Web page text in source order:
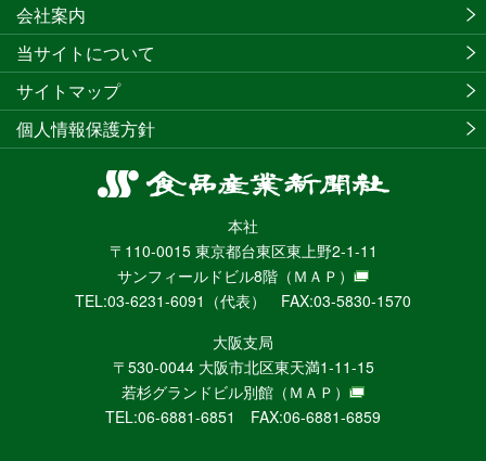
食
産
業
新
聞
社
ニ
ュ
ー
本社
〒110-0015 東京都台東区東上野2-1-11
サンフィールドビル8階 （ＭＡＰ）
TEL:03-6231-6091（代表） FAX:03-5830-1570
大阪支局
〒530-0044 大阪市北区東天満1-11-15
若杉グランドビル別館 （ＭＡＰ）
TEL:06-6881-6851 FAX:06-6881-6859
会社案内
当サイトについて
サイトマップ
個人情報保護方針